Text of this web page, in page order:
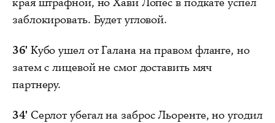
заблокировать. Будет угловой.
36' Кубо ушел от Галана на правом фланге, но
затем с лицевой не смог доставить мяч
партнеру.
34' Серлот убегал на заброс Льоренте, но угодил